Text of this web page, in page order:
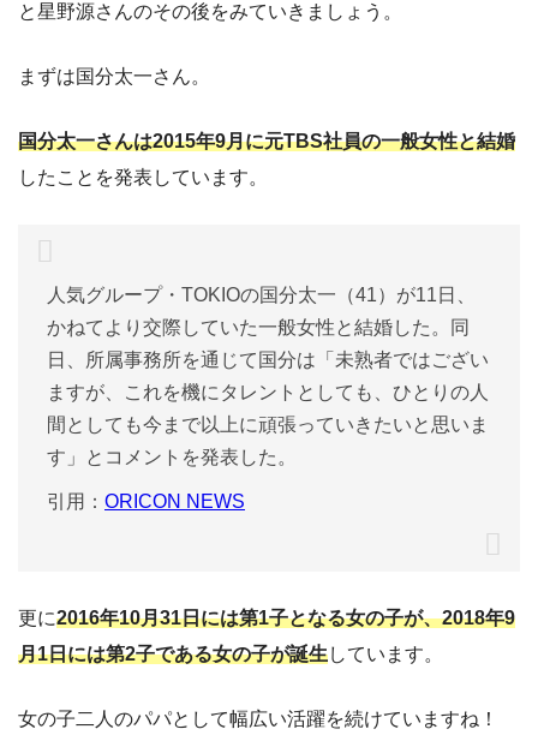
と星野源さんのその後をみていきましょう。
まずは国分太一さん。
国分太一さんは2015年9月に元TBS社員の一般女性と結婚
したことを発表しています。
人気グループ・TOKIOの国分太一（41）が11日、
かねてより交際していた一般女性と結婚した。同
日、所属事務所を通じて国分は「未熟者ではござい
ますが、これを機にタレントとしても、ひとりの人
間としても今まで以上に頑張っていきたいと思いま
す」とコメントを発表した。
引用： ORICON NEWS
更に2016年10月31日には第1子となる女の子が、2018年9
月1日には第2子である女の子が誕生しています。
女の子二人のパパとして幅広い活躍を続けていますね！